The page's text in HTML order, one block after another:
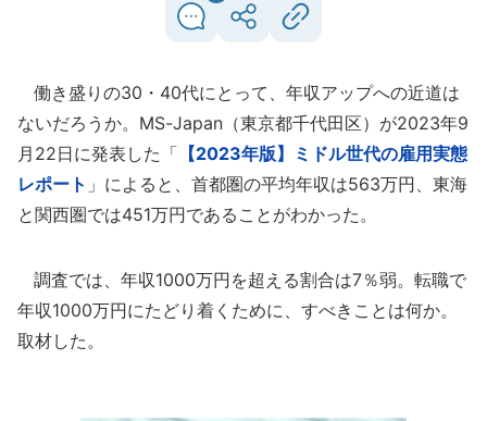
働き盛りの30・40代にとって、年収アップへの近道は
ないだろうか。MS-Japan（東京都千代田区）が2023年9
月22日に発表した「 【2023年版】ミドル世代の雇用実態
レポート 」によると、首都圏の平均年収は563万円、東海
と関西圏では451万円であることがわかった。
調査では、年収1000万円を超える割合は7％弱。転職で
年収1000万円にたどり着くために、すべきことは何か。
取材した。